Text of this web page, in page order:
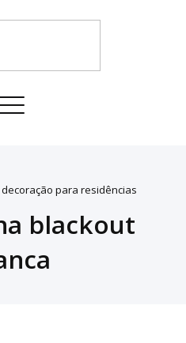
Toggle
para residências
blackout